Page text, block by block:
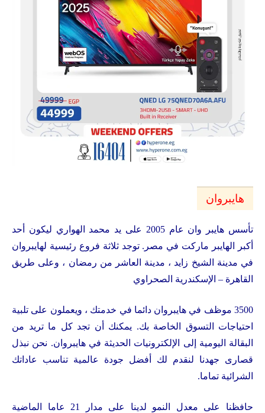
هايبروان
تأسس هايبر وان عام 2005 على يد محمد الهواري ليكون أحد
أكبر الهايبر ماركت في مصر. توجد ثلاثة فروع رئيسية لهايبروان
في مدينة الشيخ زايد ، مدينة العاشر من رمضان ، وعلى طريق
القاهرة – الإسكندرية الصحراوي
3500 موظف في هايبروان دائما في خدمتك ، ويعملون على تلبية
احتياجات التسوق الخاصة بك. يمكنك أن تجد كل ما تريد من
البقالة اليومية إلى الإلكترونيات الحديثة في هايبروان. نحن نبذل
قصارى جهدنا لنقدم لك أفضل جودة عالمية تناسب عاداتك
الشرائية تماما.
حافظنا على معدل النمو لدينا على مدار 21 عاما الماضية